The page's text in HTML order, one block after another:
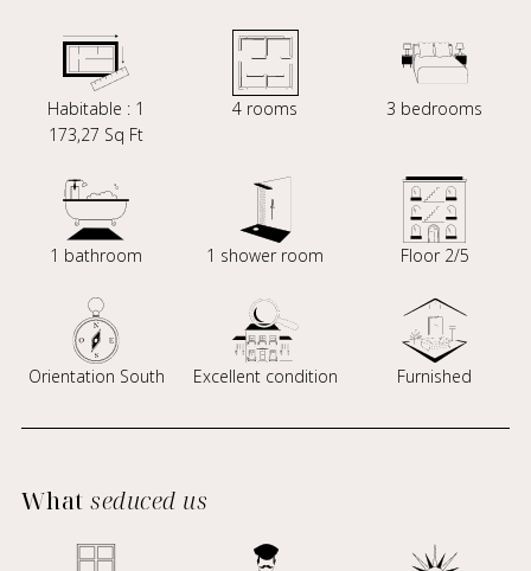
Habitable : 1
173,27 Sq Ft
4 rooms 3 bedrooms
1 bathroom 1 shower room Floor 2/5
Orientation South Excellent condition Furnished
Whatseduced us